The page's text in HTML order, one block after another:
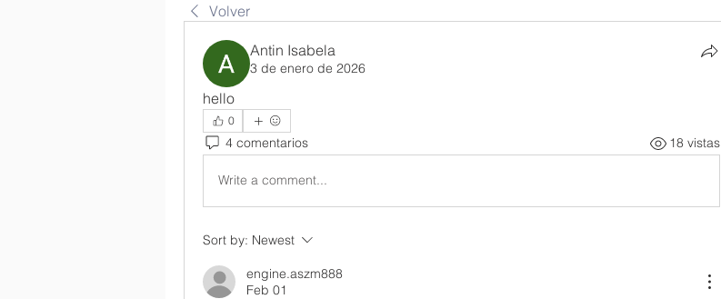
Volver
Antin Isabela
3 de enero de 2026
hello
0
4 comentarios 18 vistas
Write a comment...
Sort by: Newest
engine.aszm888
Feb 01